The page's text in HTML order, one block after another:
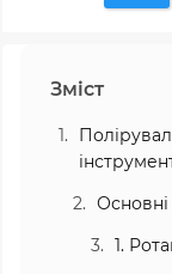
Зміст
1.